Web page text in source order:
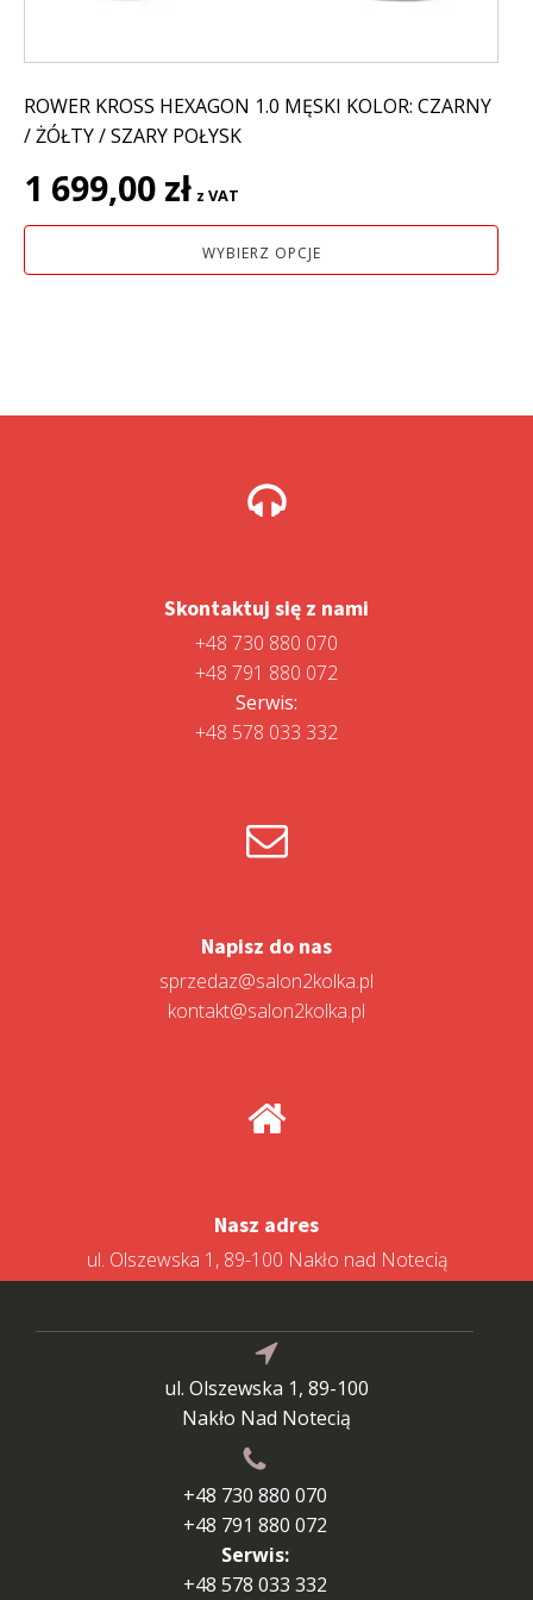
ROWER KROSS HEXAGON 1.0 MĘSKI KOLOR: CZARNY
/ ŻÓŁTY / SZARY POŁYSK
1 699,00 zł z VAT
WYBIERZ OPCJE
Skontaktuj się z nami
+48 730 880 070
+48 791 880 072
Serwis:
+48 578 033 332
Napisz do nas
sprzedaz@salon2kolka.pl
kontakt@salon2kolka.pl
Nasz adres
ul. Olszewska 1, 89-100 Nakło nad Notecią
ul. Olszewska 1, 89-100
Nakło Nad Notecią
+48 730 880 070
+48 791 880 072
Serwis:
+48 578 033 332